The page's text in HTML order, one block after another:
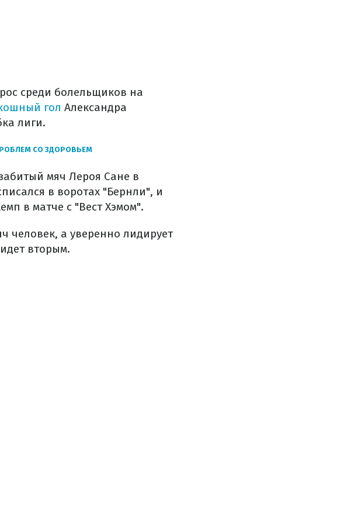
среди болельщиков на
гол Александра
лиги.
СО ЗДОРОВЬЕМ
мяч Лероя Сане в
в воротах "Бернли", и
в матче с "Вест Хэмом".
человек, а уверенно лидирует
вторым.